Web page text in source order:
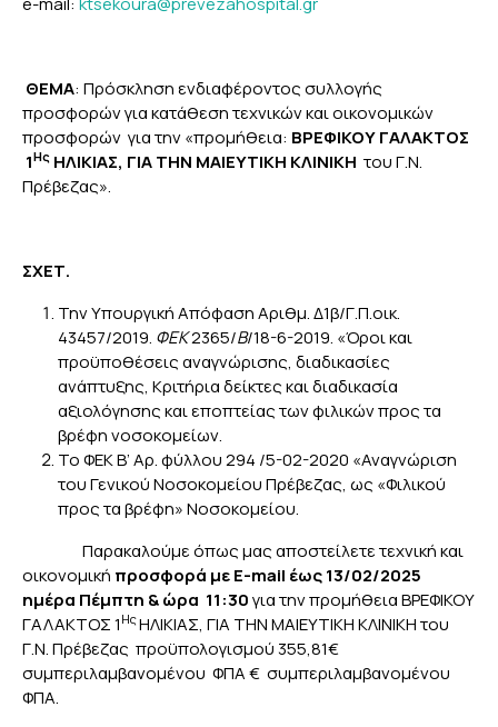
ΘΕΜΑ: Πρόσκληση ενδιαφέροντος συλλογής
προσφορών για κατάθεση τεχνικών και οικονομικών
προσφορών για την «προμήθεια: ΒΡΕΦΙΚΟΥ ΓΑΛΑΚΤΟΣ
1Ης ΗΛΙΚΙΑΣ, ΓΙΑ ΤΗΝ ΜΑΙΕΥΤΙΚΗ ΚΛΙΝΙΚΗ του Γ.Ν.
Πρέβεζας».
ΣΧΕΤ.
Την Υπουργική Απόφαση Αριθμ. Δ1β/Γ.Π.οικ.
43457/2019. ΦΕΚ2365/Β/18-6-2019. «Όροι και
προϋποθέσεις αναγνώρισης, διαδικασίες
ανάπτυξης, Κριτήρια δείκτες και διαδικασία
αξιολόγησης και εποπτείας των φιλικών προς τα
βρέφη νοσοκομείων.
Το ΦΕΚ Β’ Αρ. φύλλου 294 /5-02-2020 «Αναγνώριση
του Γενικού Νοσοκομείου Πρέβεζας, ως «Φιλικού
προς τα βρέφη» Νοσοκομείου.
Παρακαλούμε όπως μας αποστείλετε τεχνική και
οικονομική προσφορά μεE-mail έως 13/02/2025
ημέρα Πέμπτη & ώρα 11:30για την προμήθεια ΒΡΕΦΙΚΟΥ
ΓΑΛΑΚΤΟΣ 1 ΗςΗΛΙΚΙΑΣ, ΓΙΑ ΤΗΝ ΜΑΙΕΥΤΙΚΗ ΚΛΙΝΙΚΗ του
Γ.Ν. Πρέβεζας προϋπολογισμού 355,81€
συμπεριλαμβανομένου ΦΠΑ € συμπεριλαμβανομένου
ΦΠΑ.